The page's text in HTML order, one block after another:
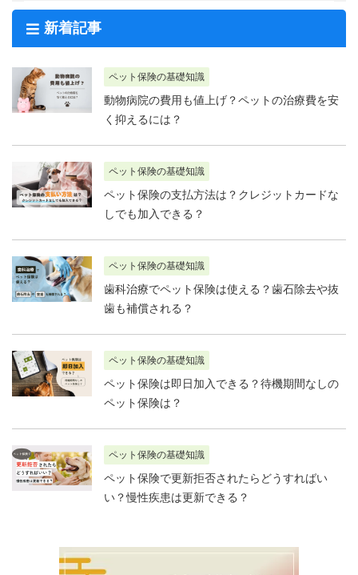
新着記事
ペット保険の基礎知識
動物病院の費用も値上げ？ペットの治療費を安
く抑えるには？
ペット保険の基礎知識
ペット保険の支払方法は？クレジットカードな
しでも加入できる？
ペット保険の基礎知識
歯科治療でペット保険は使える？歯石除去や抜
歯も補償される？
ペット保険の基礎知識
ペット保険は即日加入できる？待機期間なしの
ペット保険は？
ペット保険の基礎知識
ペット保険で更新拒否されたらどうすればい
い？慢性疾患は更新できる？